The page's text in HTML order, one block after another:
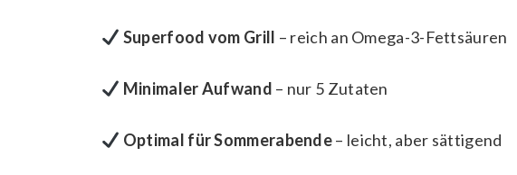
Superfood vom Grill – reich an Omega-3-Fettsäuren
Minimaler Aufwand – nur 5 Zutaten
Optimal für Sommerabende– leicht, aber sättigend